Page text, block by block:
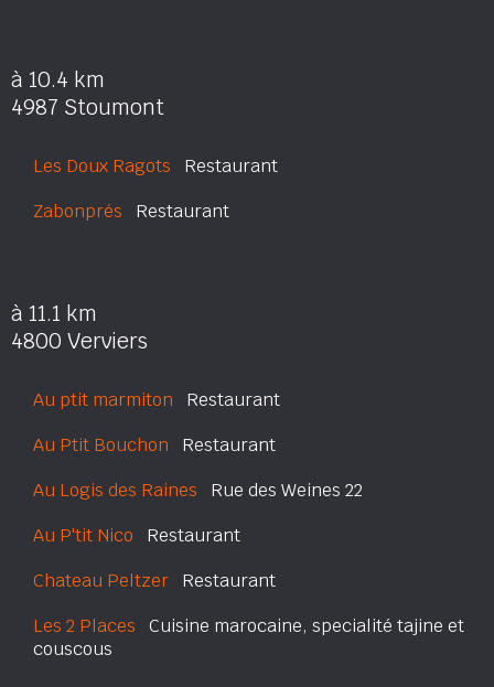
à 10.4 km
4987 Stoumont
Les Doux Ragots Restaurant
Zabonprés Restaurant
à 11.1 km
4800 Verviers
Au ptit marmiton Restaurant
Au Ptit Bouchon Restaurant
Au Logis des Raines Rue des Weines 22
Au P'tit Nico Restaurant
Chateau Peltzer Restaurant
Les 2 Places Cuisine marocaine, specialité tajine et
couscous